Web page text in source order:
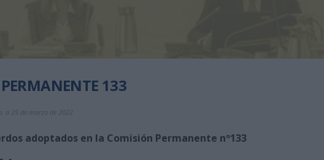
133
a 25 de marzo de 2022
adoptados en la Comisión Permanente nº133